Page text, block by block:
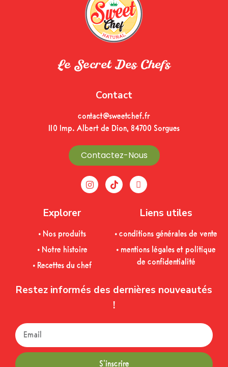
Le Secret Des Chefs
Contact
contact@sweetchef.fr
110 Imp. Albert de Dion, 84700 Sorgues
Contactez-Nous
Explorer
• Nos produits
• Notre histoire
• Recettes du chef
Liens utiles
• conditions générales de vente
• mentions légales et politique
de confidentialité
Restez informés des dernières nouveautés
!
S'inscrire